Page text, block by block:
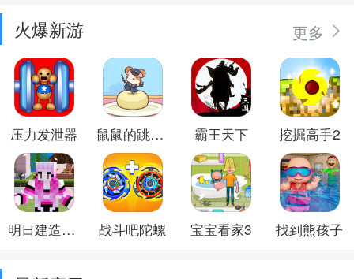
火爆新游 更多
压力发泄器 鼠鼠的跳跃冒险 霸王天下 挖掘高手2
明日建造大师 战斗吧陀螺 宝宝看家3 找到熊孩子